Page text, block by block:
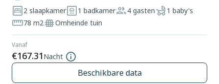
2 slaapkamer
1 badkamer 4 gasten
1 baby's
78 m2
Omheinde tuin
Vanaf
€167.31 Nacht
Beschikbare data